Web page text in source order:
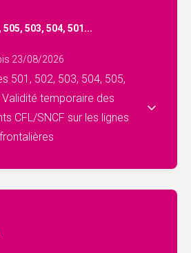
505, 503, 504, 501...
23/08/2026
501, 502, 503, 504, 505,
temporaire des
CFL/SNCF sur les lignes